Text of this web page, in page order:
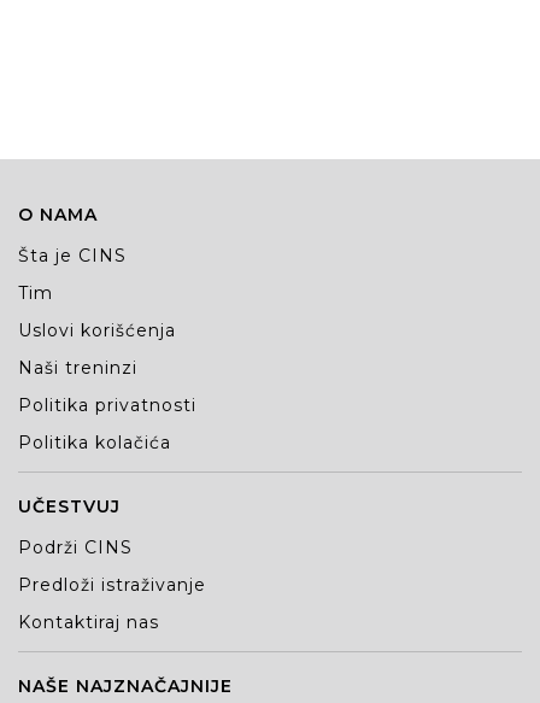
O NAMA
Šta je CINS
Tim
Uslovi korišćenja
Naši treninzi
Politika privatnosti
Politika kolačića
UČESTVUJ
Podrži CINS
Predloži istraživanje
Kontaktiraj nas
NAŠE NAJZNAČAJNIJE